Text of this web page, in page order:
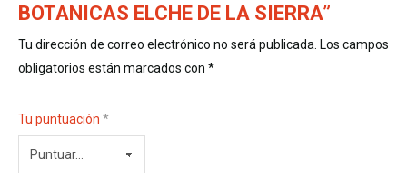
BOTANICAS ELCHE DE LA SIERRA”
Tu dirección de correo electrónico no será publicada. Los campos
obligatorios están marcados con *
Tu puntuación *